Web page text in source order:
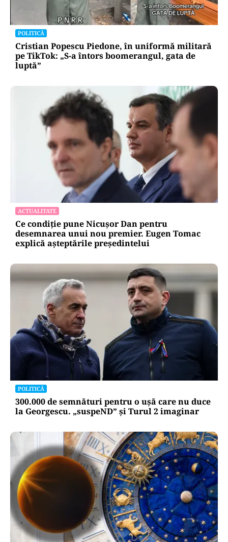
POLITICĂ
Cristian Popescu Piedone, în uniformă militară
pe TikTok: „S-a întors boomerangul, gata de
luptă”
ACTUALITATE
Ce condiție pune Nicușor Dan pentru
desemnarea unui nou premier. Eugen Tomac
explică așteptările președintelui
POLITICĂ
300.000 de semnături pentru o ușă care nu duce
la Georgescu. „suspeND” și Turul 2 imaginar